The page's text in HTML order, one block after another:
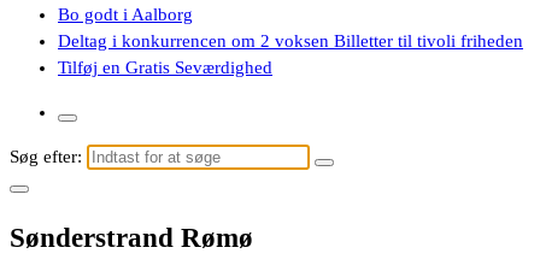
Bo godt i Aalborg
Deltag i konkurrencen om 2 voksen Billetter til tivoli friheden
Tilføj en Gratis Seværdighed
Søg efter:
Sønderstrand Rømø